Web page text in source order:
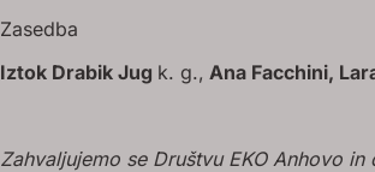
Zasedba
Iztok Drabik Jug k. g., Ana Facchini,
Zahvaljujemo se Društvu EKO Anhovo